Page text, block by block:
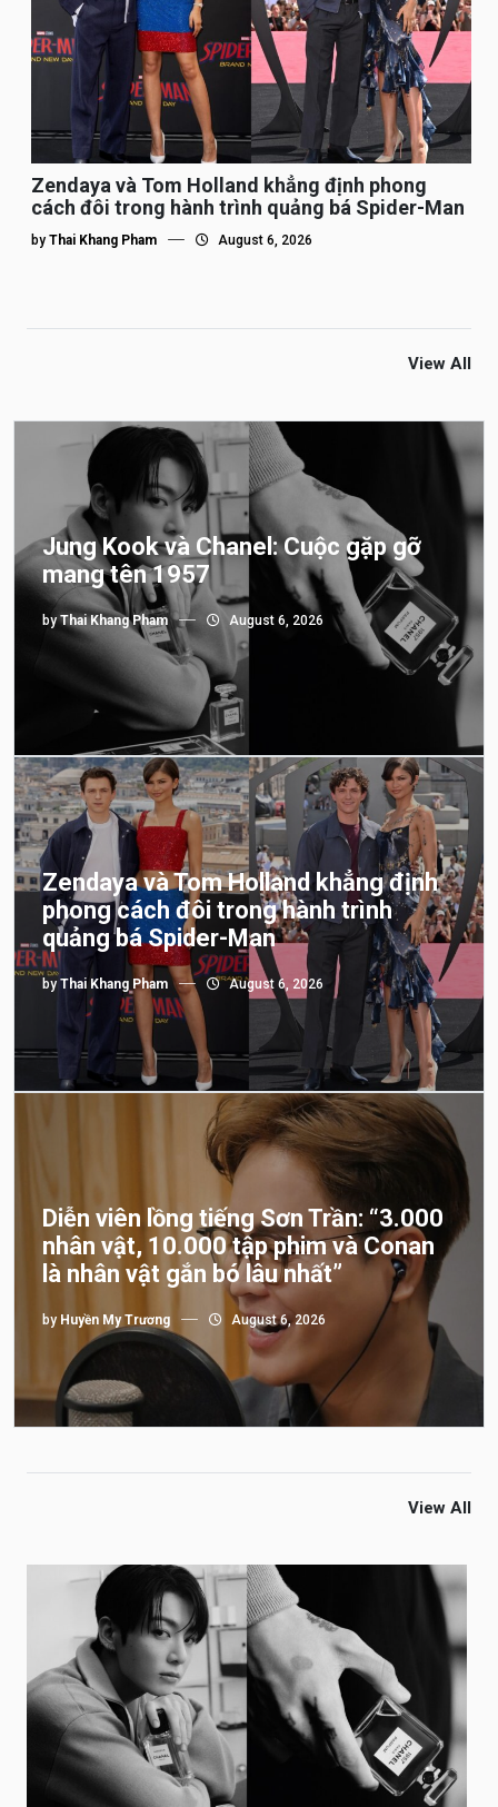
Zendaya và Tom Holland khẳng định phong
cách đôi trong hành trình quảng bá Spider-Man
by Thai Khang Pham August 6, 2026
View All
Jung Kook và Chanel: Cuộc gặp gỡ
mang tên 1957
byThai Khang Pham August 6, 2026
Zendaya và Tom Holland khẳng định
phong cách đôi trong hành trình
quảng bá Spider-Man
by Thai Khang Pham August 6, 2026
Diễn viên lồng tiếng Sơn Trần: “3.000
nhân vật, 10.000 tập phim và Conan
là nhân vật gắn bó lâu nhất”
by Huyền My Trương August 6, 2026
View All